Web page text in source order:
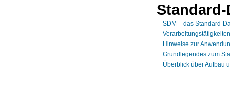
SDM – das Standard-
Hinweise zur
Grundlegendes zum
Überblick über Aufbau